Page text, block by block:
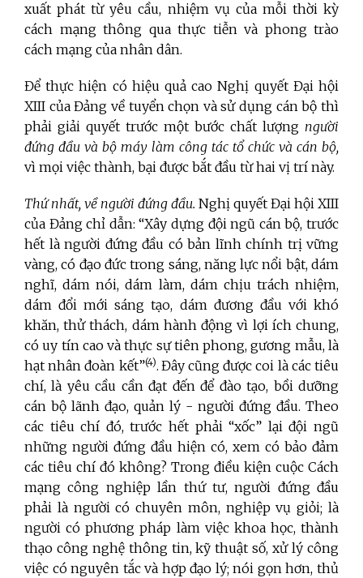
xuất phát từ yêu cầu, nhiệm vụ của mỗi thời kỳ
cách mạng thông qua thực tiễn và phong trào
cách mạng của nhân dân.
Để thực hiện có hiệu quả cao Nghị quyết Đại hội
XIII của Đảng về tuyển chọn và sử dụng cán bộ thì
phải giải quyết trước một bước chất lượng người
đứng đầu và bộ máy làm công tác tổ chức và cán bộ,
vì mọi việc thành, bại được bắt đầu từ hai vị trí này.
Thứ nhất, về người đứng đầu. Nghị quyết Đại hội XIII
của Đảng chỉ dẫn: “Xây dựng đội ngũ cán bộ, trước
hết là người đứng đầu có bản lĩnh chính trị vững
vàng, có đạo đức trong sáng, năng lực nổi bật, dám
nghĩ, dám nói, dám làm, dám chịu trách nhiệm,
dám đổi mới sáng tạo, dám đương đầu với khó
khăn, thử thách, dám hành động vì lợi ích chung,
có uy tín cao và thực sự tiên phong, gương mẫu, là
hạt nhân đoàn kết”(4). Đây cũng được coi là các tiêu
chí, là yêu cầu cần đạt đến để đào tạo, bồi dưỡng
cán bộ lãnh đạo, quản lý - người đứng đầu. Theo
các tiêu chí đó, trước hết phải “xốc” lại đội ngũ
những người đứng đầu hiện có, xem có bảo đảm
các tiêu chí đó không? Trong điều kiện cuộc Cách
mạng công nghiệp lần thứ tư, người đứng đầu
phải là người có chuyên môn, nghiệp vụ giỏi; là
người có phương pháp làm việc khoa học, thành
thạo công nghệ thông tin, kỹ thuật số, xử lý công
việc có nguyên tắc và hợp đạo lý; nói gọn hơn, thủ